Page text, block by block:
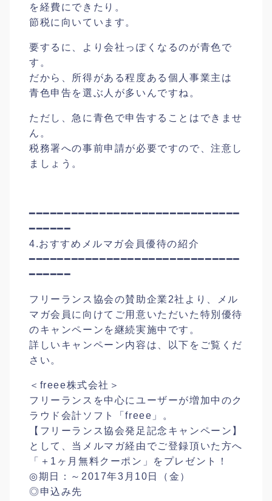
を経費にできたり。
節税に向いています。
要するに、より会社っぽくなるのが青色で
す。
だから、所得がある程度ある個人事業主は
青色申告を選ぶ人が多いんですね。
ただし、急に青色で申告することはできませ
ん。
税務署への事前申請が必要ですので、注意し
ましょう。
━━━━━━━━━━━━━━━━━━━━━━━━━━━━━━
━━━━━━
4.おすすめメルマガ会員優待の紹介
━━━━━━━━━━━━━━━━━━━━━━━━━━━━━━
━━━━━━
フリーランス協会の賛助企業2社より、メル
マガ会員に向けてご用意いただいた特別優待
のキャンペーンを継続実施中です。
詳しいキャンペーン内容は、以下をご覧くだ
さい。
＜freee株式会社＞
フリーランスを中心にユーザーが増加中のク
ラウド会計ソフト「freee」。
【フリーランス協会発足記念キャンペーン】
として、当メルマガ経由でご登録頂いた方へ
「＋1ヶ月無料クーポン」をプレゼント！
◎期日：～2017年3月10日（金）
◎申込み先